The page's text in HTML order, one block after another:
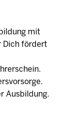
mit
Dich fördert
Ausbildung.